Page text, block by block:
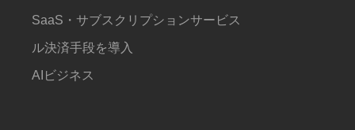
SaaS・サブスクリプションサービス
ル決済手段を導入
AIビジネス